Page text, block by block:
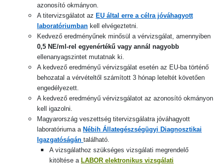
azonosító okmányon.
A titervizsgálatot az EU által erre a célra jóváhagyott
laboratóriumban kell elvégeztetni.
Kedvező eredményűnek minősül a vérvizsgálat, amennyiben
0,5 NE/ml-rel egyenértékű vagy annál nagyobb
ellenanyagszintet mutatnak ki.
A kedvező eredményű vérvizsgálat esetén az EU-ba történő
behozatal a vérvételtől számított 3 hónap leteltét követően
engedélyezett.
A kedvező eredményű vérvizsgálatot az azonosító okmányon
kell igazolni.
Magyarország veszettség titervizsgálatra jóváhagyott
laboratóriuma a Nébih Állategészségügyi Diagnosztikai
Igazgatóságán található.
A vizsgálathoz szükséges vizsgálati megrendelő
kitöltése a LABOR elektronikus vizsgálati